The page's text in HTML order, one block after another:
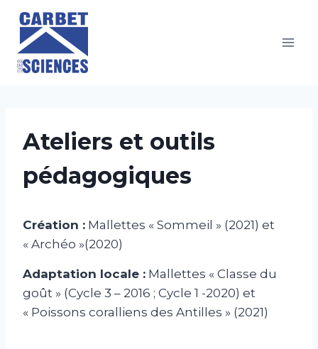
Aller
contenu
Ateliers et outils
pédagogiques
Création : Mallettes « Sommeil » (2021) et
« Archéo »(2020)
Adaptation locale : Mallettes « Classe du
goût » (Cycle 3 – 2016 ; Cycle 1 -2020) et
« Poissons coralliens des Antilles » (2021)